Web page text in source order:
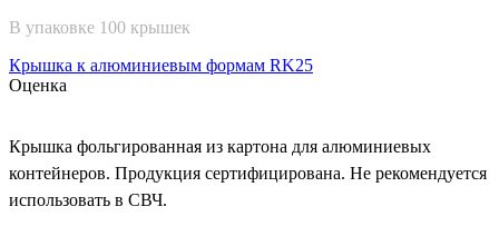
В упаковке 100 крышек
Крышка к алюминиевым формам RK25
Оценка
Крышка фольгированная из картона для алюминиевых
контейнеров. Продукция сертифицирована. Не рекомендуется
использовать в СВЧ.